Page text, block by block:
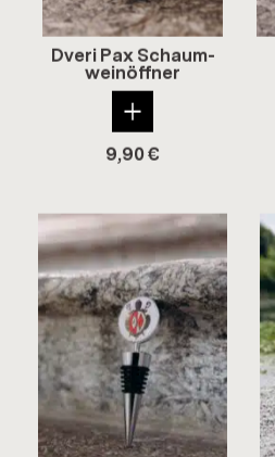
Dveri Pax Schaum­
wein­öff­ner
9,90€